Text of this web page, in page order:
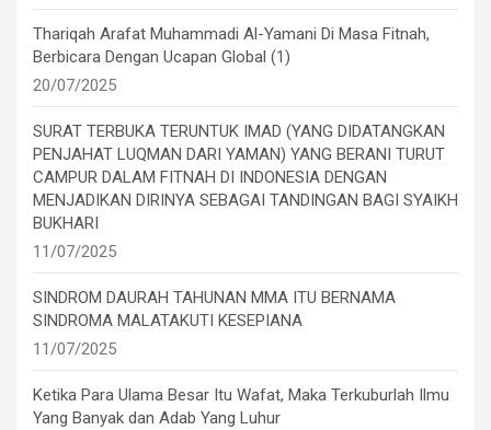
Thariqah Arafat Muhammadi Al-Yamani Di Masa Fitnah,
Berbicara Dengan Ucapan Global (1)
20/07/2025
SURAT TERBUKA TERUNTUK IMAD (YANG DIDATANGKAN
PENJAHAT LUQMAN DARI YAMAN) YANG BERANI TURUT
CAMPUR DALAM FITNAH DI INDONESIA DENGAN
MENJADIKAN DIRINYA SEBAGAI TANDINGAN BAGI SYAIKH
BUKHARI
11/07/2025
SINDROM DAURAH TAHUNAN MMA ITU BERNAMA
SINDROMA MALATAKUTI KESEPIANA
11/07/2025
Ketika Para Ulama Besar Itu Wafat, Maka Terkuburlah Ilmu
Yang Banyak dan Adab Yang Luhur